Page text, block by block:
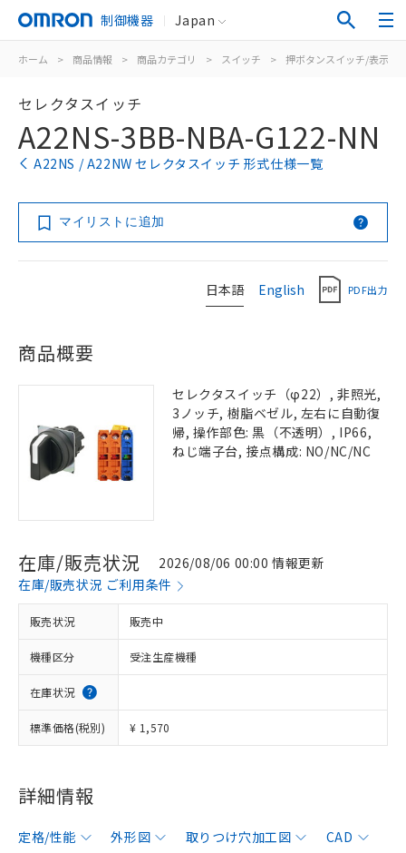
制御機器 Japan
ホーム > 商品情報 > 商品カテゴリ > スイッチ > 押ボタンスイッチ/表示灯
セレクタスイッチ
A22NS-3BB-NBA-G122-NN
A22NS / A22NW セレクタスイッチ 形式仕様一覧
マイリストに追加
日本語 English PDF出力
商品概要
セレクタスイッチ（φ22）, 非照光,
3ノッチ, 樹脂ベゼル, 左右に自動復
帰, 操作部色: 黒（不透明）, IP66,
ねじ端子台, 接点構成: NO/NC/NC
在庫/販売状況
2026/08/06 00:00 情報更新
在庫/販売状況 ご利用条件
販売状況 販売中
機種区分 受注生産機種
在庫状況
標準価格(税別) ¥ 1,570
詳細情報
定格/性能 外形図 取りつけ穴加工図
CAD